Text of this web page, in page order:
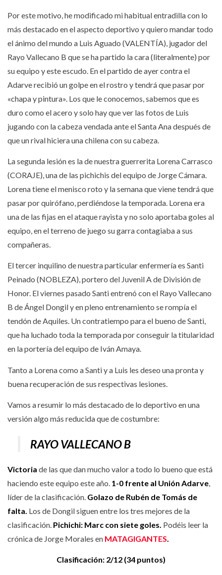
Por este motivo, he modificado mi habitual entradilla con lo
más destacado en el aspecto deportivo y quiero mandar todo
el ánimo del mundo a Luis Aguado (VALENTÍA), jugador del
Rayo Vallecano B que se ha partido la cara (literalmente) por
su equipo y este escudo. En el partido de ayer contra el
Adarve recibió un golpe en el rostro y tendrá que pasar por
«chapa y pintura». Los que le conocemos, sabemos que es
duro como el acero y solo hay que ver las fotos de Luis
jugando con la cabeza vendada ante el Santa Ana después de
que un rival hiciera una chilena con su cabeza.
La segunda lesión es la de nuestra guerrerita Lorena Carrasco
(CORAJE), una de las pichichis del equipo de Jorge Cámara.
Lorena tiene el menisco roto y la semana que viene tendrá que
pasar por quirófano, perdiéndose la temporada. Lorena era
una de las fijas en el ataque rayista y no solo aportaba goles al
equipo, en el terreno de juego su garra contagiaba a sus
compañeras.
El tercer inquilino de nuestra particular enfermería es Santi
Peinado (NOBLEZA), portero del Juvenil A de División de
Honor. El viernes pasado Santi entrenó con el Rayo Vallecano
B de Ángel Dongil y en pleno entrenamiento se rompía el
tendón de Aquiles. Un contratiempo para el bueno de Santi,
que ha luchado toda la temporada por conseguir la titularidad
en la portería del equipo de Iván Amaya.
Tanto a Lorena como a Santi y a Luis les deseo una pronta y
buena recuperación de sus respectivas lesiones.
Vamos a resumir lo más destacado de lo deportivo en una
versión algo más reducida que de costumbre:
RAYO VALLECANO B
Victoria de las que dan mucho valor a todo lo bueno que está
haciendo este equipo este año. 1-0 frente al Unión Adarve
líder de la clasificación. Golazo de Rubén de Tomás de
falta. Los de Dongil siguen entre los tres mejores de la
clasificación. Pichichi: Marc con siete goles. Podéis leer la
crónica de Jorge Morales en MATAGIGANTES
Clasificación: 2/12 (34 puntos)